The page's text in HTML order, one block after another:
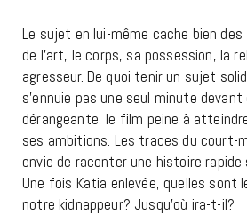
Le sujet en lui-même cache bien
de l’art, le corps, sa possession, la
agresseur. De quoi tenir un sujet
s’ennuie pas une seul minute
dérangeante, le film peine à
ses ambitions. Les traces du court-
envie de raconter une histoire
Une fois Katia enlevée, quelles sont
notre kidnappeur? Jusqu’où ira-t-il?